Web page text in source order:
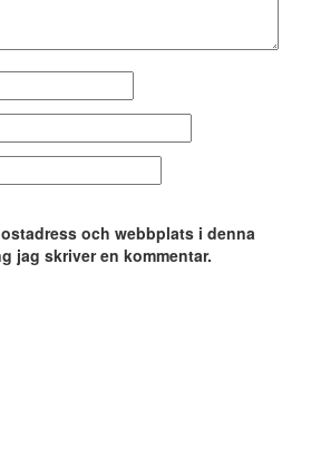
och webbplats i denna
jag skriver en kommentar.